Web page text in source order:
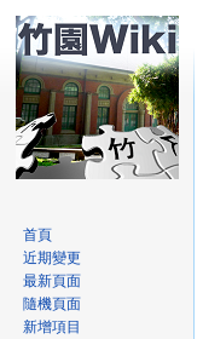
首頁
近期變更
最新頁面
隨機頁面
新增項目